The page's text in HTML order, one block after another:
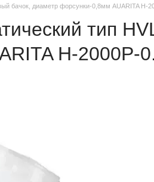
бачок, диаметр форсунки-0,8мм AUARITA H-
тип
H-2000P-